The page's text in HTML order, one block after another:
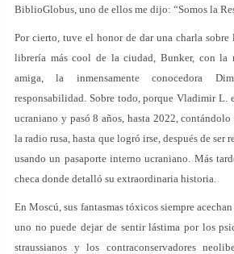
BiblioGlobus, uno de ellos me dijo: “Somos la
Por cierto, tuve el honor de dar una charla sobre
librería más cool de la ciudad, Bunker, con la
amiga, la inmensamente conocedora
responsabilidad. Sobre todo, porque Vladimir L.
ucraniano y pasó 8 años, hasta 2022,
la radio rusa, hasta que logró irse, después de ser
usando un pasaporte interno ucraniano. Más
checa donde detalló su extraordinaria historia.
En Moscú, sus fantasmas tóxicos siempre
uno no puede dejar de sentir lástima por los
straussianos y los contraconservadores